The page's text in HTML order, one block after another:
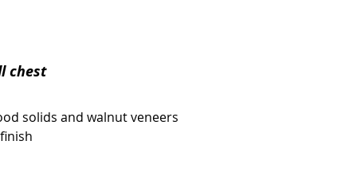
chest
solids and walnut veneers